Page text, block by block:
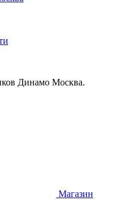
Динамо Москва.
Магазин